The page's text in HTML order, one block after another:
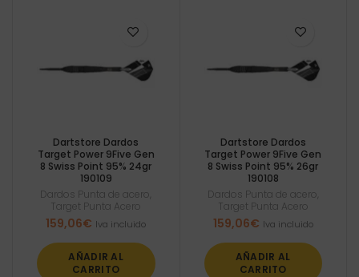
Dartstore Dardos
Target Power 9Five Gen
8 Swiss Point 95% 24gr
190109
Dardos Punta de acero
Target Punta Acero
159,06€ Iva incluido
AÑADIR AL
CARRITO
Dartstore Dardos
Target Power 9Five Gen
8 Swiss Point 95% 26gr
190108
Dardos Punta de acero
Target Punta Acero
159,06€ Iva incluido
AÑADIR AL
CARRITO